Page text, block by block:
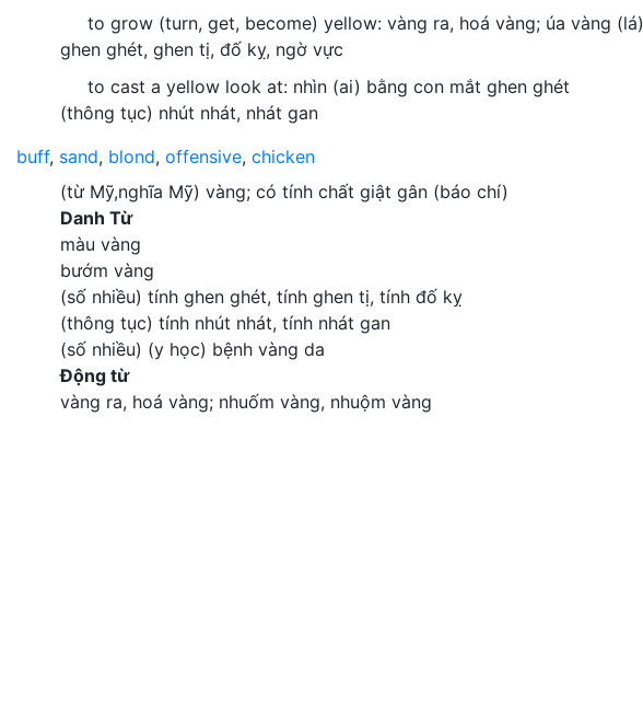
to grow (turn, get, become) yellow: vàng ra, hoá vàng; úa vàng (lá)
ghen ghét, ghen tị, đố kỵ, ngờ vực
to cast a yellow look at: nhìn (ai) bằng con mắt ghen ghét
(thông tục) nhút nhát, nhát gan
buff, sand, blond, offensive, chicken
(từ Mỹ,nghĩa Mỹ) vàng; có tính chất giật gân (báo chí)
Danh Từ
màu vàng
bướm vàng
(số nhiều) tính ghen ghét, tính ghen tị, tính đố kỵ
(thông tục) tính nhút nhát, tính nhát gan
(số nhiều) (y học) bệnh vàng da
Động từ
vàng ra, hoá vàng; nhuốm vàng, nhuộm vàng